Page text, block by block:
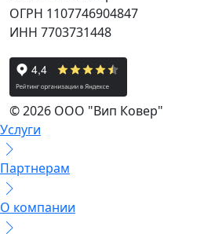
ОГРН 1107746904847
ИНН 7703731448
© 2026 ООО "Вип Ковер"
Услуги
Партнерам
О компании